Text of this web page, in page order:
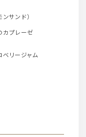
サンド）
カプレーゼ
リージャム